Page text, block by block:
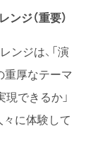
ジ（重要）
ジは、「演
重厚なテーマ
できるか」
に体験して